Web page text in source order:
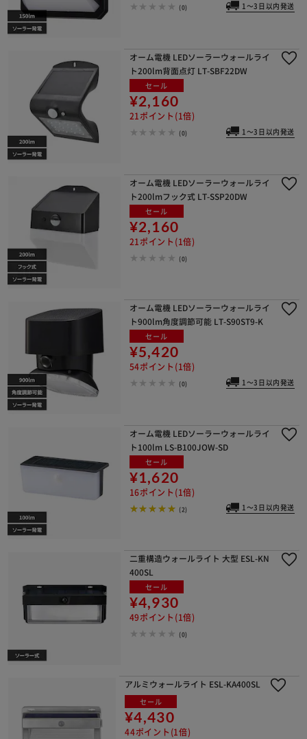
(0) 1～3日以内発送
オーム電機 LEDソーラーウォールライ
ト200lm背面点灯 LT-SBF22DW
セール
¥2,160
21ポイント(1倍)
(0) 1～3日以内発送
オーム電機 LEDソーラーウォールライ
ト200lmフック式 LT-SSP20DW
セール
¥2,160
21ポイント(1倍)
(0)
オーム電機 LEDソーラーウォールライ
ト900lm角度調節可能 LT-S90ST9-K
セール
¥5,420
54ポイント(1倍)
(0) 1～3日以内発送
オーム電機 LEDソーラーウォールライ
ト100lm LS-B100JOW-SD
セール
¥1,620
16ポイント(1倍)
(2) 1～3日以内発送
二重構造ウォールライト 大型 ESL-KN
400SL
セール
¥4,930
49ポイント(1倍)
(0)
アルミウォールライト ESL-KA400SL
セール
¥4,430
44ポイント(1倍)